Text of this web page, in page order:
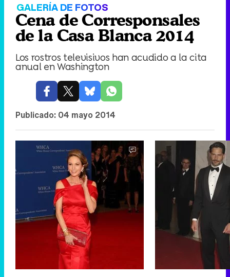
GALERÍA DE FOTOS
Cena de Corresponsales
de la Casa Blanca 2014
Los rostros televisivos han acudido a la cita
anual en Washington
Publicado: 04 mayo 2014